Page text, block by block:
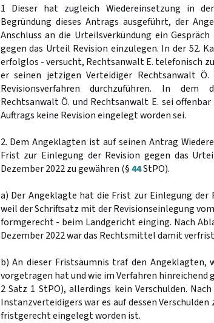
1 Dieser hat zugleich Wiedereinsetzung in
Begründung dieses Antrags ausgeführt, der
Anschluss an die Urteilsverkündung ein
gegen das Urteil Revision einzulegen. In der 52.
erfolglos - versucht, Rechtsanwalt E. telefonisch
er seinen jetzigen Verteidiger Rechtsanwalt
Revisionsverfahren durchzuführen. In dem
Rechtsanwalt Ö. und Rechtsanwalt E. sei
Auftrags keine Revision eingelegt worden sei.
2. Dem Angeklagten ist auf seinen Antrag
Frist zur Einlegung der Revision gegen das
Dezember 2022 zu gewähren (§44StPO).
a) Der Angeklagte hat die Frist zur Einlegung der
weil der Schriftsatz mit der Revisionseinlegung
formgerecht - beim Landgericht einging. Nach
Dezember 2022 war das Rechtsmittel damit
b) An dieser Fristsäumnis traf den
vorgetragen hat und wie im Verfahren hinreichend
2 Satz 1 StPO), allerdings kein Verschulden.
Instanzverteidigers war es auf dessen
fristgerecht eingelegt worden ist.